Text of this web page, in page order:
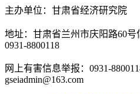
主办单位：甘肃省经济研究院
地址：甘肃省兰州市庆阳路60号
0931-8800118
网上有害信息举报：0931-
gseiadmin@163.com